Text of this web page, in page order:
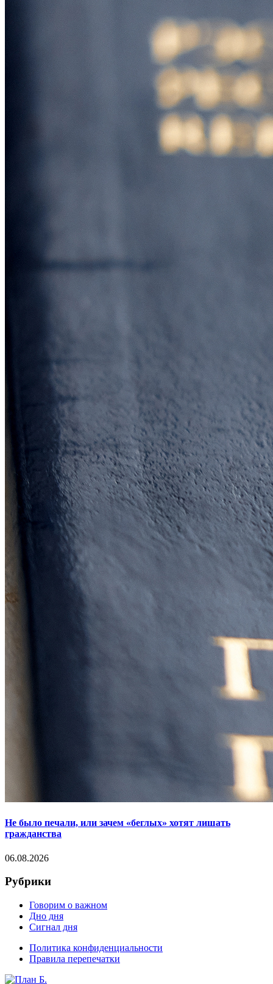
Не было печали, или зачем «беглых» хотят лишать
гражданства
06.08.2026
Рубрики
Говорим о важном
Дно дня
Сигнал дня
Политика конфиденциальности
Правила перепечатки